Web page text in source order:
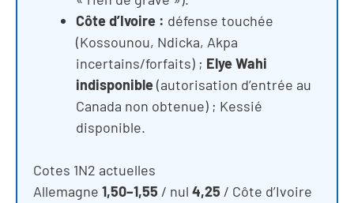
Côte d’Ivoire : défense touchée
(Kossounou, Ndicka, Akpa
incertains/forfaits) ; Elye Wahi
indisponible(autorisation d’entrée au
Canada non obtenue) ; Kessié
disponible.
Cotes 1N2 actuelles
Allemagne 1,50–1,55 / nul 4,25 / Côte d’Ivoire